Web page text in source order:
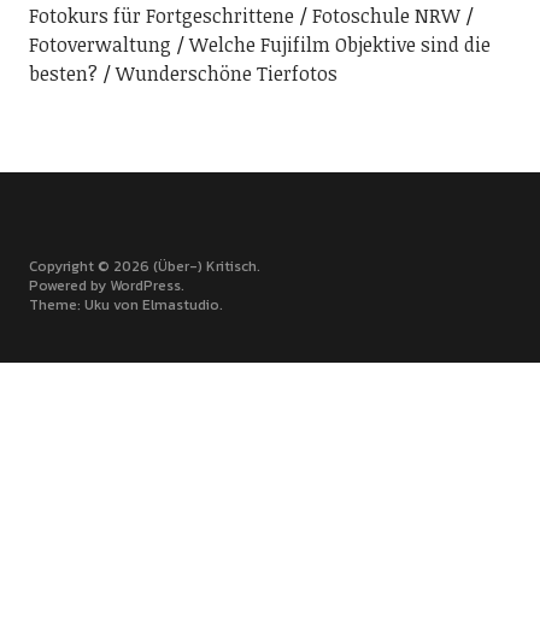
Fotokurs für Fortgeschrittene
Fotoschule NRW
Fotoverwaltung
Welche Fujifilm Objektive sind die
besten?
Wunderschöne Tierfotos
Copyright © 2026 (Über-) Kritisch
Powered by WordPress
Theme: Uku von Elmastudio